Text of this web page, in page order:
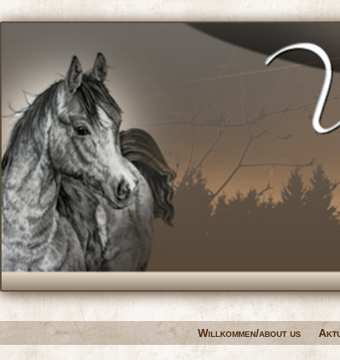
Willkommen/about us